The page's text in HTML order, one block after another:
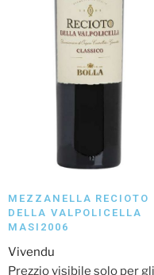
MEZZANELLA RECIOTO
DELLA VALPOLICELLA
MASI2006
Vivendu
Prezzio visibile solo per gli